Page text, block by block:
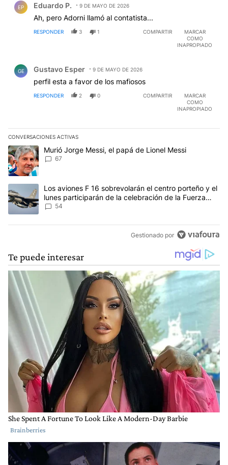
EP Eduardo P. 9 DE MAYO DE 2026
Ah, pero Adorni llamó al contatista...
RESPONDER 3 1 COMPARTIR
MARCAR
COMO
INAPROPIADO
GE Gustavo Esper 9 DE MAYO DE 2026
perfil esta a favor de los mafiosos
RESPONDER 2 0 COMPARTIR
MARCAR
COMO
INAPROPIADO
CONVERSACIONES ACTIVAS
Este listado muestra los artículos con más comentarios en los
Un artículo de tendencia con el título "Murió Jorge Messi, el
Murió Jorge Messi, el papá de Lionel Messi
67
Un artículo de tendencia con el título "Los aviones F 16
Los aviones F 16 sobrevolarán el centro porteño y el
lunes participarán de la celebración de la Fuerza
Aérea
54
Gestionado por